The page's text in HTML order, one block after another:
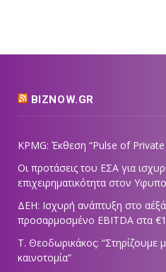
BIZNOW.GR
KPMG: Έκθεση “Pulse of
Οι προτάσεις του ΕΣΑ για
επιχειρηματικότητα στον
ΔΕΗ: Ισχυρή ανάπτυξη στο
προσαρμοσμένο EBITDA στα
Τ. Θεοδωρικάκος: “Στηρίζουμε
καινοτομία”